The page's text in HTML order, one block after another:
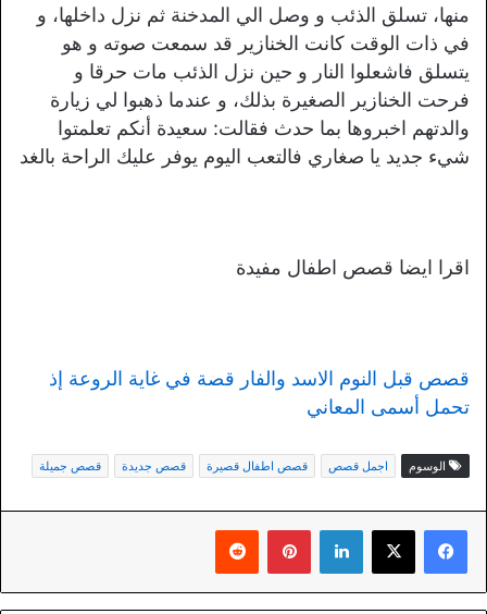
منها، تسلق الذئب و وصل الي المدخنة ثم نزل داخلها، و
في ذات الوقت كانت الخنازير قد سمعت صوته و هو
يتسلق فاشعلوا النار و حين نزل الذئب مات حرقا و
فرحت الخنازير الصغيرة بذلك، و عندما ذهبوا لي زيارة
والدتهم اخبروها بما حدث فقالت: سعيدة أنكم تعلمتوا
شيء جديد يا صغاري فالتعب اليوم يوفر عليك الراحة بالغد
اقرا ايضا قصص اطفال مفيدة
قصص قبل النوم الاسد والفار قصة في غاية الروعة إذ
تحمل أسمى المعاني
الوسوم اجمل قصص قصص اطفال قصيرة قصص جديدة قصص جميلة
لينكدإن بينتيريست